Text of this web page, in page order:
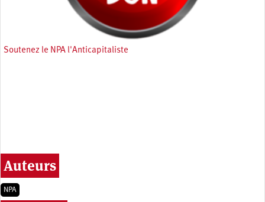
Soutenez le NPA l'Anticapitaliste
Auteurs
NPA